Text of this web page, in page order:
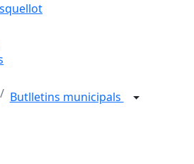
Butlletins municipals